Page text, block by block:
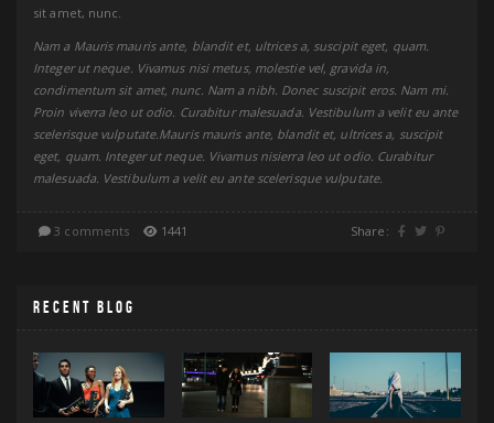
sit amet, nunc.
Nam a Mauris mauris ante, blandit et, ultrices a, suscipit eget, quam.
Integer ut neque. Vivamus nisi metus, molestie vel, gravida in,
condimentum sit amet, nunc. Nam a nibh. Donec suscipit eros. Nam mi.
Proin viverra leo ut odio. Curabitur malesuada. Vestibulum a velit eu ante
scelerisque vulputate.Mauris mauris ante, blandit et, ultrices a, suscipit
eget, quam. Integer ut neque. Vivamus nisierra leo ut odio. Curabitur
malesuada. Vestibulum a velit eu ante scelerisque vulputate.
3 comments 1441 Share:
RECENT BLOG